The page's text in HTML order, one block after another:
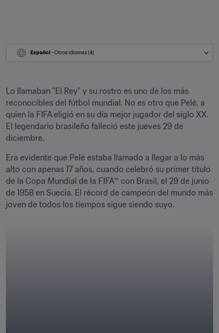
Español - Otros idiomas (4)
Lo llamaban "El Rey" y su rostro es uno de los más
reconocibles del fútbol mundial. No es otro que Pelé, a
quien la FIFA eligió en su día mejor jugador del siglo XX.
El legendario brasileño falleció este jueves 29 de
diciembre.
Era evidente que Pelé estaba llamado a llegar a lo más
alto con apenas 17 años, cuando celebró su primer título
de la Copa Mundial de la FIFA™ con Brasil, el 29 de junio
de 1958 en Suecia. El récord de campeón del mundo más